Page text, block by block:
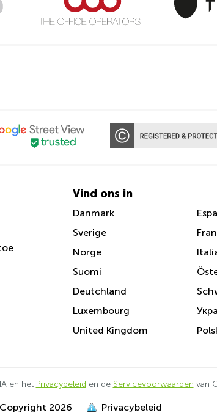
Vind ons in
Danmark
Sverige
Norge
Suomi
Deutchland
Luxembourg
United Kingdom
en het Privacybeleid en de Servicevoorwaarden van
Copyright 2026 Privacybeleid